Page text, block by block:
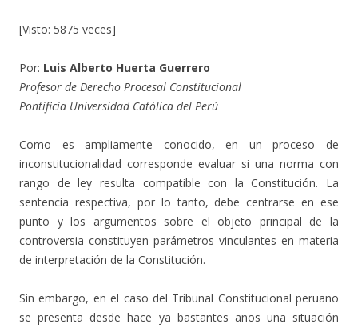
[Visto: 5875 veces]
Por: Luis Alberto Huerta Guerrero
Profesor de Derecho Procesal Constitucional
Pontificia Universidad Católica del Perú
Como es ampliamente conocido, en un proceso de
inconstitucionalidad corresponde evaluar si una norma con
rango de ley resulta compatible con la Constitución. La
sentencia respectiva, por lo tanto, debe centrarse en ese
punto y los argumentos sobre el objeto principal de la
controversia constituyen parámetros vinculantes en materia
de interpretación de la Constitución.
Sin embargo, en el caso del Tribunal Constitucional peruano
se presenta desde hace ya bastantes años una situación